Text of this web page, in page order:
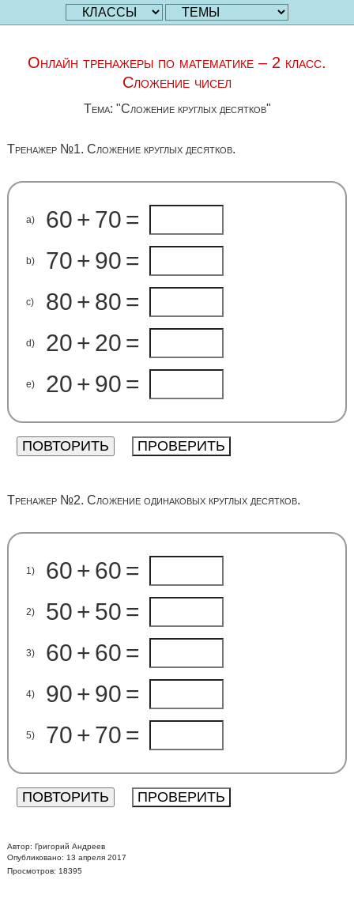
Онлайн тренажеры по математике – 2 класс.
Сложение чисел
Тема: "Сложение круглых десятков"
Тренажер №1. Сложение круглых десятков.
a) 60 + 70 =
b) 70 + 90 =
c) 80 + 80 =
d) 20 + 20 =
e) 20 + 90 =
Тренажер №2. Сложение одинаковых круглых десятков.
1) 60 + 60 =
2) 50 + 50 =
3) 60 + 60 =
4) 90 + 90 =
5) 70 + 70 =
Автор: Григорий Андреев
Опубликовано: 13 апреля 2017
Просмотров: 18395